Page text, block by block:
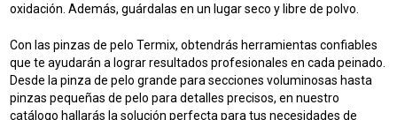
oxidación. Además, guárdalas en un lugar seco y libre de polvo.
Con las pinzas de pelo Termix, obtendrás herramientas confiables
que te ayudarán a lograr resultados profesionales en cada peinado.
Desde la pinza de pelo grande para secciones voluminosas hasta
pinzas pequeñas de pelo para detalles precisos, en nuestro
catálogo hallarás la solución perfecta para tus necesidades de